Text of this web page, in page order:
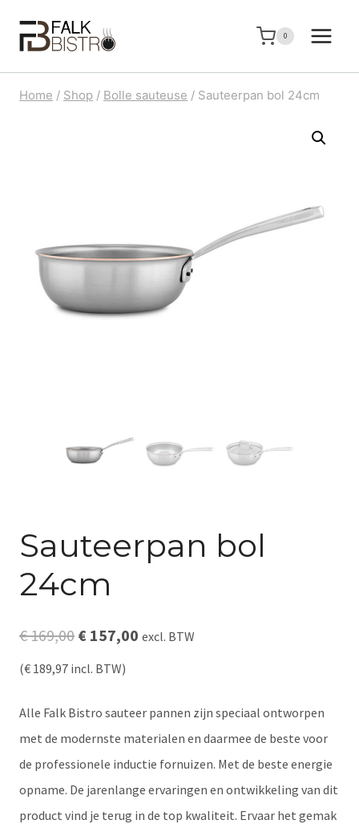
naar
0
Home / Shop / Bolle sauteuse / Sauteerpan bol 24cm
Sauteerpan bol
24cm
€169,00 Oorspronkelijke
prijs
€ 169,00.
€ 157,00 Huidige
€ 157,00.
excl. BTW
(€ 189,97 incl. BTW)
Alle Falk Bistro sauteer pannen zijn speciaal ontworpen
met de modernste materialen en daarmee de beste voor
de professionele inductie fornuizen. Met de beste energie
opname. De jarenlange ervaringen en ontwikkeling van dit
product vind je terug in de top kwaliteit. Ervaar het gemak